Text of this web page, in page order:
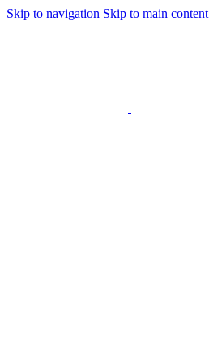
Skip to navigation Skip to main content